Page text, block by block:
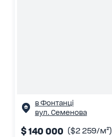
в Фонтанці
вул. Семенова
$ 140 000 ($2 259/м²)